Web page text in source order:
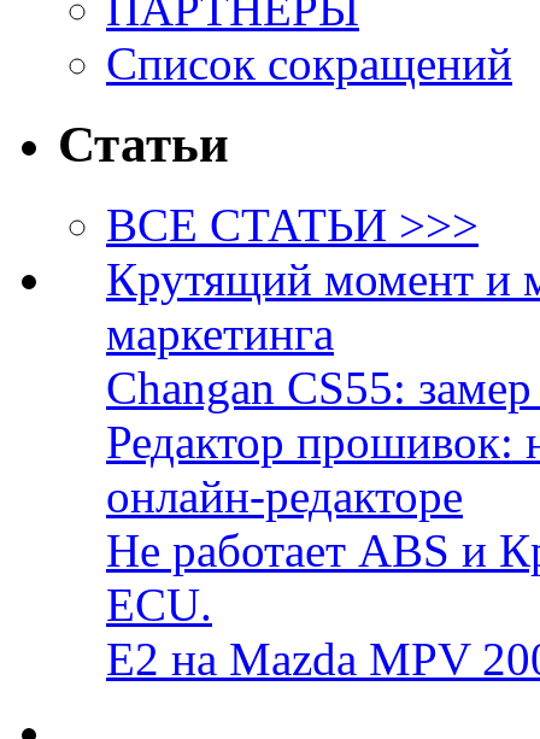
Список сокращений
Статьи
ВСЕ СТАТЬИ >>>
Крутящий момент и
маркетинга
Changan CS55:
Редактор прошивок:
онлайн-редакторе
Не работает ABS и
ECU.
E2 на Mazda MPV